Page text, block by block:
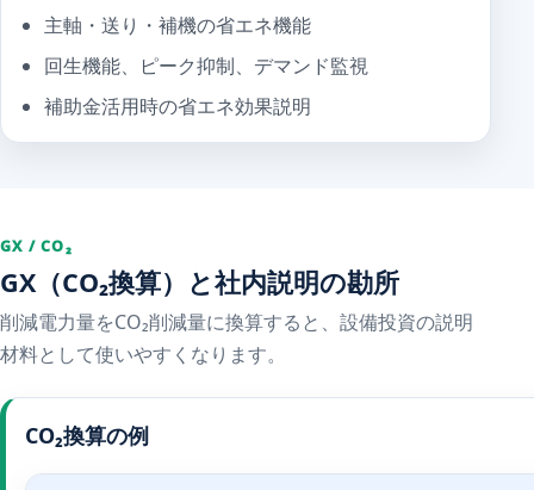
主軸・送り・補機の省エネ機能
回生機能、ピーク抑制、デマンド監視
補助金活用時の省エネ効果説明
GX / CO₂
GX（CO₂換算）と社内説明の勘所
削減電力量をCO₂削減量に換算すると、設備投資の説明
材料として使いやすくなります。
CO₂換算の例